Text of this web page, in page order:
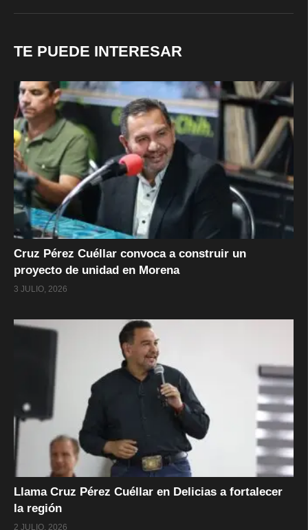
TE PUEDE INTERESAR
Cruz Pérez Cuéllar convoca a construir un
proyecto de unidad en Morena
3 JULIO, 2026
Llama Cruz Pérez Cuéllar en Delicias a fortalecer
la región
2 JULIO, 2026